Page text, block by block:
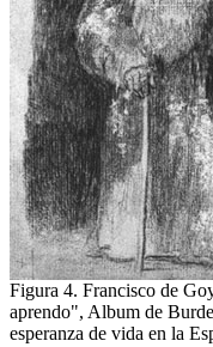
Figura 4. Francisco de
aprendo", Album de
esperanza de vida en la